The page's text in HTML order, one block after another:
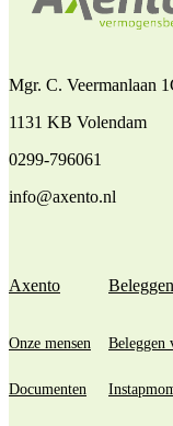
Mgr. C. Veermanlaan
1131 KB Volendam
0299-796061
info@axento.nl
Axento
Onze mensen
Documenten
Beleggen
Beleggen